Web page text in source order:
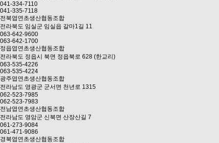
041-334-7110
041-335-7118
전북엽연초생산협동조합
전라북도 임실군 임실읍 갈마1길 11
063-642-9600
063-642-1700
정읍엽연초생산협동조합
전라북도 정읍시 북면 정읍북로 628 (한교리)
063-535-4226
063-535-4224
광주엽연초생산협동조합
전라남도 영광군 군서면 천년로 1315
062-523-7985
062-523-7983
전남엽연초생산협동조합
전라남도 영암군 신북면 산장산길 7
061-273-9084
061-471-9086
경북엽연초생산협동조합